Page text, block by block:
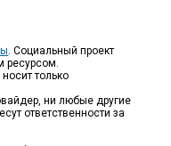
. Социальный проект
ресурсом.
только
ни любые другие
ответственности за